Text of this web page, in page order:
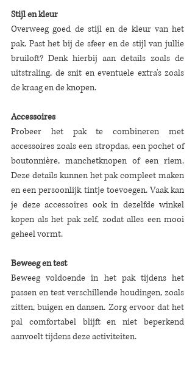
Stijl en kleur
Overweeg goed de stijl en de kleur van het
pak. Past het bij de sfeer en de stijl van jullie
bruiloft? Denk hierbij aan details zoals de
uitstraling, de snit en eventuele extra's zoals
de kraag en de knopen.
Accessoires
Probeer het pak te combineren met
accessoires zoals een stropdas, een pochet of
boutonnière, manchetknopen of een riem.
Deze details kunnen het pak compleet maken
en een persoonlijk tintje toevoegen. Vaak kan
je deze accessoires ook in dezelfde winkel
kopen als het pak zelf, zodat alles een mooi
geheel vormt.
Beweeg en test
Beweeg voldoende in het pak tijdens het
passen en test verschillende houdingen, zoals
zitten, buigen en dansen. Zorg ervoor dat het
pal comfortabel blijft en niet beperkend
aanvoelt tijdens deze activiteiten.